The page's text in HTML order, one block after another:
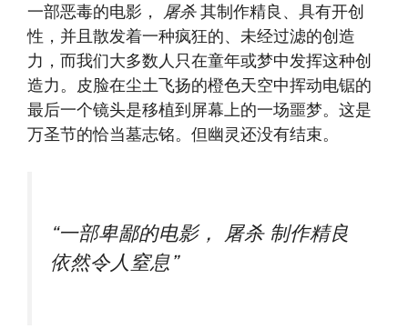
一部恶毒的电影， 屠杀其制作精良、具有开创
性，并且散发着一种疯狂的、未经过滤的创造
力，而我们大多数人只在童年或梦中发挥这种创
造力。皮脸在尘土飞扬的橙色天空中挥动电锯的
最后一个镜头是移植到屏幕上的一场噩梦。这是
万圣节的恰当墓志铭。但幽灵还没有结束。
“一部卑鄙的电影， 屠杀制作精良
依然令人窒息”